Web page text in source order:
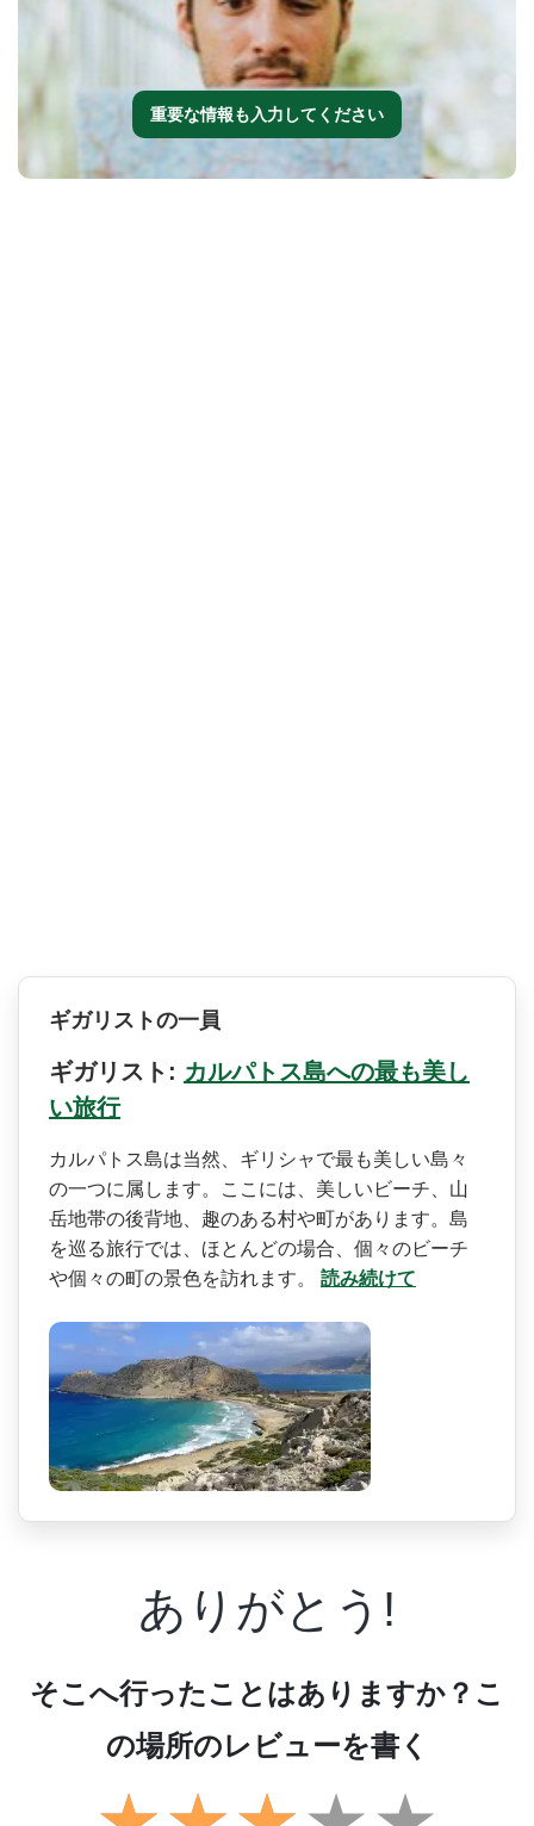
重要な情報も入力してください
ギガリストの一員
ギガリスト: カルパトス島への最も美し
い旅行
カルパトス島は当然、ギリシ­ャで最も美しい島々
の一つに属します。ここには、美­しいビーチ、山
岳地帯の後背地、趣のある村や町があ­ります。島
を巡る旅行では、ほとんどの場合、個々の­ビーチ
や個々の町の景色を訪れます。 読み続けて
ありがとう!
そこへ行ったことはありますか？こ
の場所のレビューを書く